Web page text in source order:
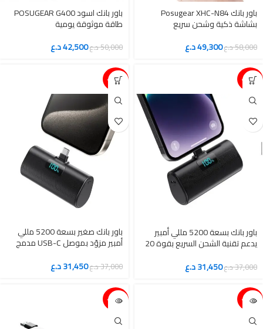
باور بانك Posugear XHC-N84
بشاشة ذكية وشحن سريع
58,000د.ع49,300د.ع
باور بانك اسود POSUGEAR G400
طاقة موثوقة يومية
50,000د.ع42,500د.ع
15%-
باور بانك بسعة 5200 مللي أمبير
يدعم تقنية الشحن السريع بقوة 20
37,000د.ع31,450د.ع
15%-
باور بانك صغير بسعة 5200 مللي
أمبير مزوّد بموصل USB-C مدمج
37,000د.ع31,450د.ع
15%-
15%-